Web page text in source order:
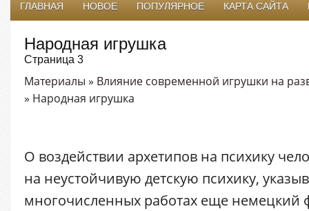
ГЛАВНАЯ НОВОЕ ПОПУЛЯРНОЕ КАРТА САЙТА
Народная игрушка
Страница 3
Материалы » Влияние современной игрушки на
» Народная игрушка
О воздействии архетипов на психику
на неустойчивую детскую психику,
многочисленных работах еще немецкий